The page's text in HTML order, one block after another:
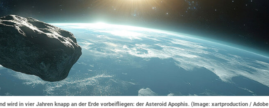
wird in vier Jahren knapp an der Erde vorbeifliegen: der Asteroid Apophis. (Image: xartproduction / Adobe